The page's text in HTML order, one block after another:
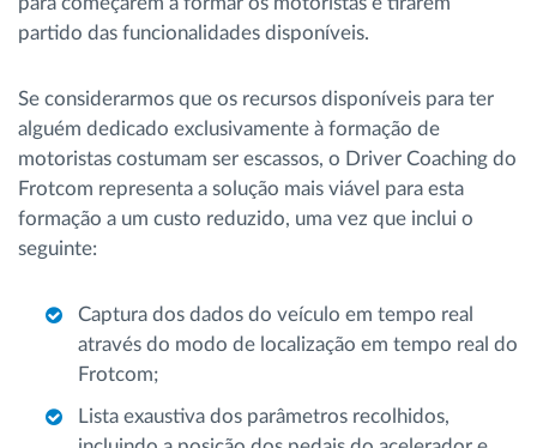
partido das funcionalidades disponíveis.
Se considerarmos que os recursos disponíveis para ter
alguém dedicado exclusivamente à formação de
motoristas costumam ser escassos, o Driver Coaching do
Frotcom representa a solução mais viável para esta
formação a um custo reduzido, uma vez que inclui o
seguinte:
Captura dos dados do veículo em tempo real
através do modo de localização em tempo real do
Frotcom;
Lista exaustiva dos parâmetros recolhidos,